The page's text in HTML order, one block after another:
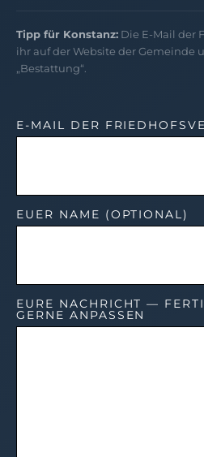
Tipp für Konstanz: Die E-Mail der
ihr auf der Website der Gemeinde
„Bestattung“.
E-MAIL DER
EUER NAME (OPTIONAL)
EURE NACHRICHT —
GERNE ANPASSEN